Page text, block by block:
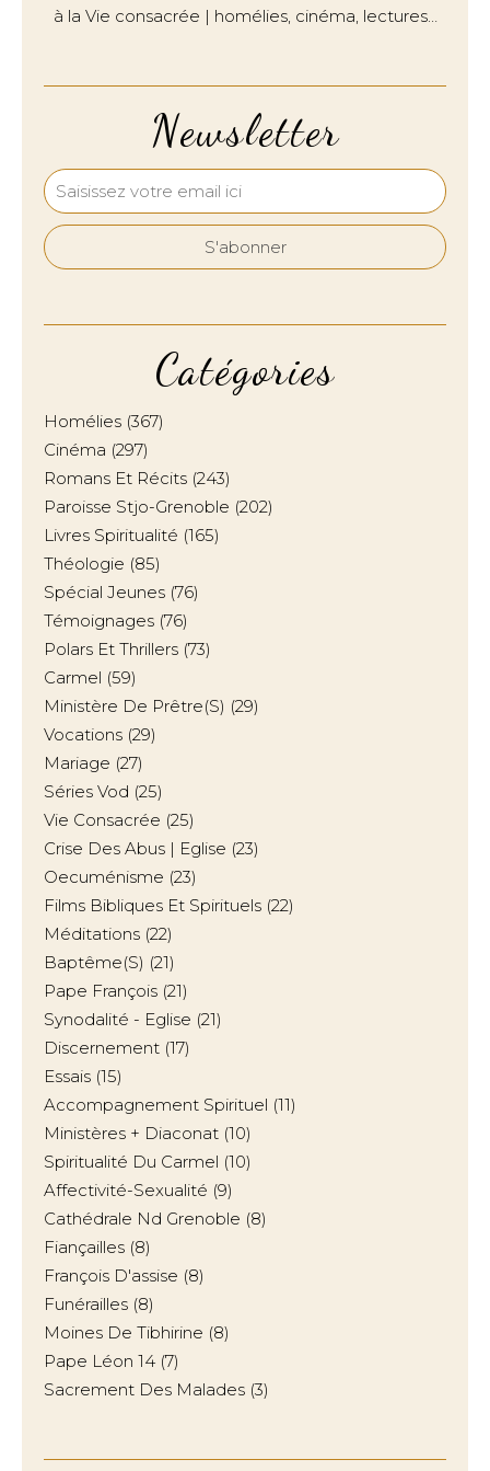
Newsletter
Catégories
Homélies (367)
Cinéma (297)
Romans Et Récits (243)
Paroisse Stjo-Grenoble (202)
Livres Spiritualité (165)
Théologie (85)
Spécial Jeunes (76)
Témoignages (76)
Polars Et Thrillers (73)
Carmel (59)
Ministère De Prêtre(s) (29)
Vocations (29)
Mariage (27)
Séries Vod (25)
Vie Consacrée (25)
Crise Des Abus | Eglise (23)
Oecuménisme (23)
Films Bibliques Et Spirituels (22)
Méditations (22)
Baptême(s) (21)
Pape François (21)
Synodalité - Eglise (21)
Discernement (17)
Essais (15)
Accompagnement Spirituel (11)
Ministères + Diaconat (10)
Spiritualité Du Carmel (10)
Affectivité-Sexualité (9)
Cathédrale Nd Grenoble (8)
Fiançailles (8)
François D'assise (8)
Funérailles (8)
Moines De Tibhirine (8)
Pape Léon 14 (7)
Sacrement Des Malades (3)
à la Vie consacrée | homélies, cinéma, lectures…